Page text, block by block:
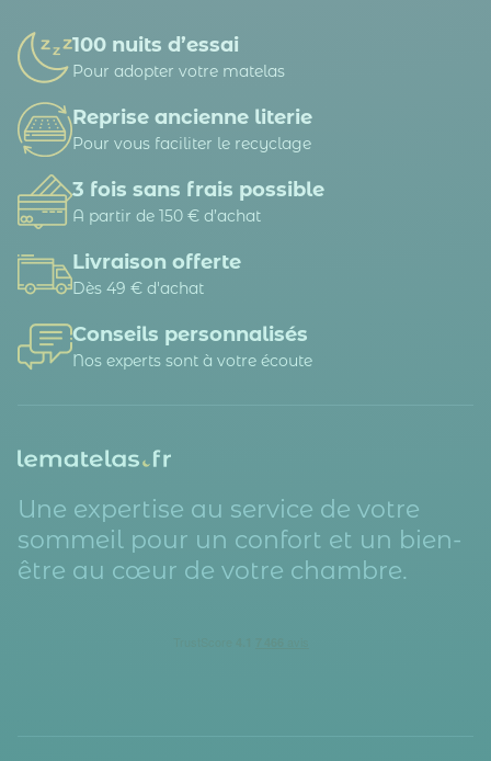
100 nuits d’essai
Pour adopter votre matelas
Reprise ancienne literie
Pour vous faciliter le recyclage
3 fois sans frais possible
A partir de 150 € d’achat
Livraison offerte
Dès 49 € d'achat
Conseils personnalisés
Nos experts sont à votre écoute
Une expertise au service de votre
sommeil pour un confort et un bien-
être au cœur de votre chambre.